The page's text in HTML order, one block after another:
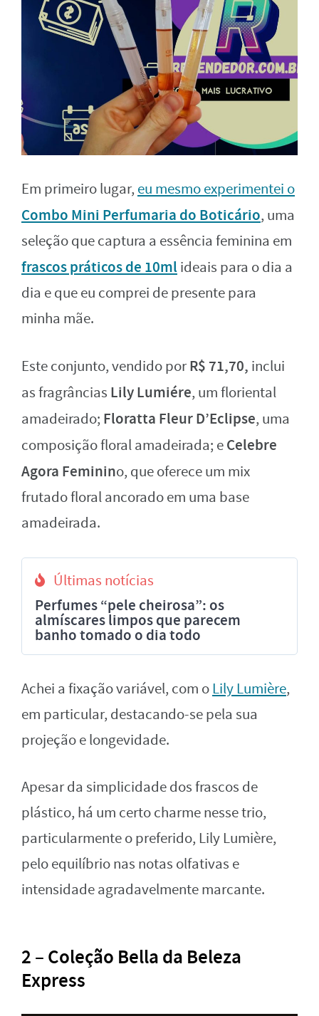
Em primeiro lugar, eu mesmo experimentei o
Combo Mini Perfumaria do Boticário, uma
seleção que captura a essência feminina em
frascos práticos de 10ml ideais para o dia a
dia e que eu comprei de presente para
minha mãe.
Este conjunto, vendido porR$ 71,70, inclui
as fragrâncias Lily Lumiére, um floriental
amadeirado; Floratta Fleur D’Eclipse, uma
composição floral amadeirada; eCelebre
Agora Feminino, que oferece um mix
frutado floral ancorado em uma base
amadeirada.
Últimas notícias
Perfumes “pele cheirosa”: os
almíscares limpos que parecem
banho tomado o dia todo
Achei a fixação variável, com oLily Lumière,
em particular, destacando-se pela sua
projeção e longevidade.
Apesar da simplicidade dos frascos de
plástico, há um certo charme nesse trio,
particularmente o preferido, Lily Lumière,
pelo equilíbrio nas notas olfativas e
intensidade agradavelmente marcante.
2 – Coleção Bella da Beleza
Express